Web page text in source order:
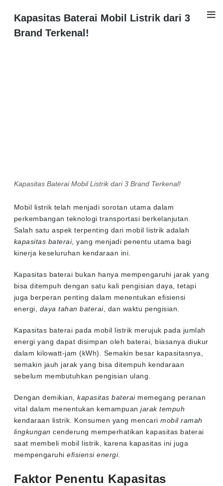
Kapasitas Baterai Mobil Listrik dari 3
Brand Terkenal!
Kapasitas Baterai Mobil Listrik dari 3 Brand Terkenal!
Mobil listrik telah menjadi sorotan utama dalam
perkembangan teknologi transportasi berkelanjutan.
Salah satu aspek terpenting dari mobil listrik adalah
kapasitas baterai, yang menjadi penentu utama bagi
kinerja keseluruhan kendaraan ini.
Kapasitas baterai bukan hanya mempengaruhi jarak yang
bisa ditempuh dengan satu kali pengisian daya, tetapi
juga berperan penting dalam menentukan efisiensi
energi, daya tahan baterai, dan waktu pengisian.
Kapasitas baterai pada mobil listrik merujuk pada jumlah
energi yang dapat disimpan oleh baterai, biasanya diukur
dalam kilowatt-jam (kWh). Semakin besar kapasitasnya,
semakin jauh jarak yang bisa ditempuh kendaraan
sebelum membutuhkan pengisian ulang.
Dengan demikian,kapasitas bateraimemegang peranan
vital dalam menentukan kemampuanjarak tempuh
kendaraan listrik. Konsumen yang mencarimobil ramah
lingkungan cenderung memperhatikan kapasitas baterai
saat membeli mobil listrik, karena kapasitas ini juga
mempengaruhiefisiensi energi.
Faktor Penentu Kapasitas